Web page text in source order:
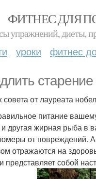
ФИТНЕС ДЛЯ
упражнений, диеты,
уроки фитнес
старение
от лауреата
питание
и другая жирная рыба в
от повреждений. А
отражаются на
представляет собой